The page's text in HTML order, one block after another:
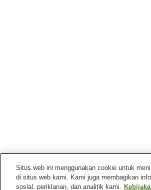
Beranda Jepang Fukushima
Situs web ini menggunakan cookie untuk
di situs web kami. Kami juga membagikan
sosial, periklanan, dan analitik kami.